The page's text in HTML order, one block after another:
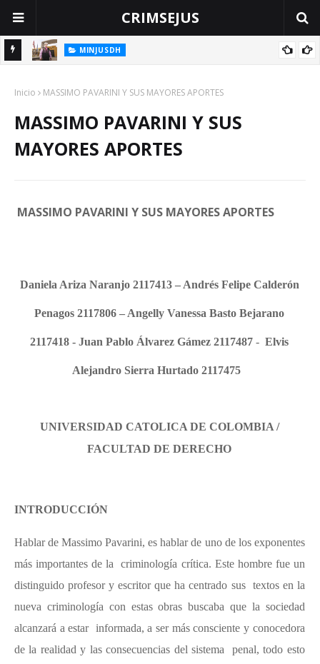
CRIMSEJUS
MINJUSDH
del Sistema Penitenciario en Perú: De la Oficina de
Infraestructura Penitenciaria al PRONAPRES
Inicio MASSIMO PAVARINI Y SUS MAYORES APORTES
MASSIMO PAVARINI Y SUS
MAYORES APORTES
MASSIMO PAVARINI Y SUS MAYORES APORTES
Daniela Ariza Naranjo 2117413 – Andrés Felipe Calderón
Penagos 2117806 – Angelly Vanessa Basto Bejarano
2117418 - Juan Pablo Álvarez Gámez 2117487-Elvis
Alejandro Sierra Hurtado 2117475
UNIVERSIDAD CATOLICA DE COLOMBIA /
FACULTAD DE DERECHO
INTRODUCCIÓN
Hablar de Massimo Pavarini, es hablar de uno de los exponentes
más importantes de la criminología crítica. Este hombre fue un
distinguido profesor y escritor que ha centrado sus textos en la
nueva criminología con estas obras buscaba que la sociedad
alcanzará a estar informada, a ser más consciente y conocedora
de la realidad y las consecuencias del sistema penal, todo esto